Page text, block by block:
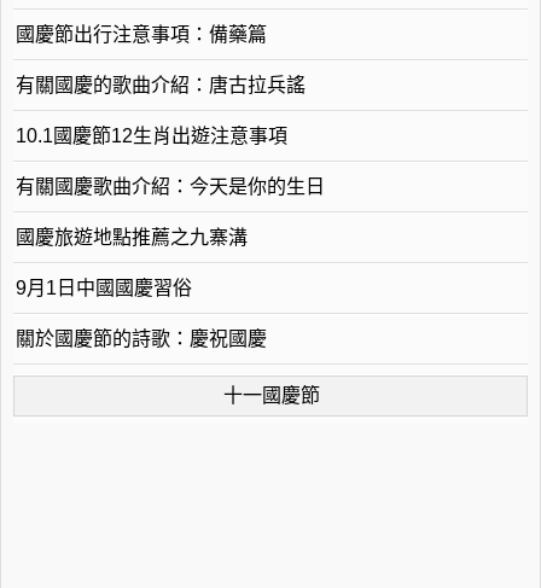
國慶節出行注意事項：備藥篇
有關國慶的歌曲介紹：唐古拉兵謠
10.1國慶節12生肖出遊注意事項
有關國慶歌曲介紹：今天是你的生日
國慶旅遊地點推薦之九寨溝
9月1日中國國慶習俗
關於國慶節的詩歌：慶祝國慶
十一國慶節